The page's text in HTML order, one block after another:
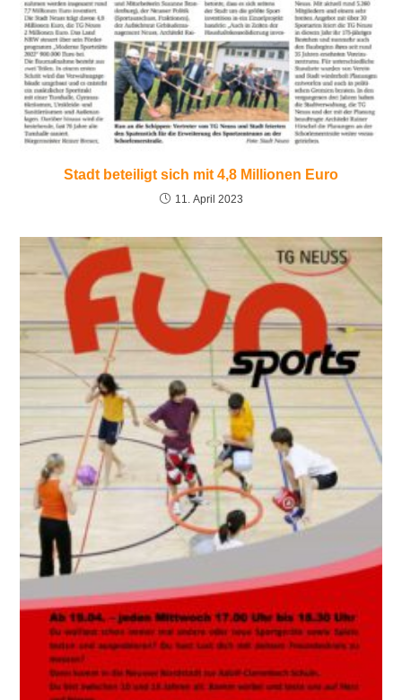
Stadt beteiligt sich mit 4,8 Millionen Euro
11. April 2023